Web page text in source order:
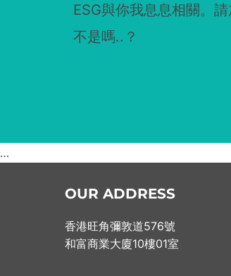
ESG與你我息息相關。
不是嗎..？
…
OUR ADDRESS
香港旺角彌敦道576號
和富商業大廈10樓01室